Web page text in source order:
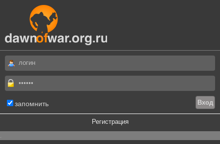
запомнить
Регистрация
.